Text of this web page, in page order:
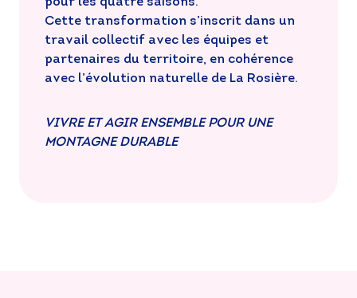
pour les quatre saisons.
Cette transformation s’inscrit dans un
travail collectif avec les équipes et
partenaires du territoire, en cohérence
avec l’évolution naturelle de La Rosière.
VIVRE ET AGIR ENSEMBLE POUR UNE
MONTAGNE DURABLE